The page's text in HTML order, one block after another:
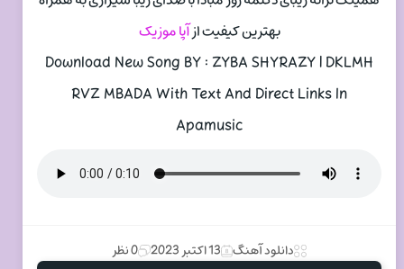
بهترین کیفیت ازآپا موزیک
Download New Song BY : ZYBA SHYRAZY | DKLMH
RVZ MBADA With Text And Direct Links In
Apamusic
دانلود آهنگ 13 اکتبر 2023 0 نظر